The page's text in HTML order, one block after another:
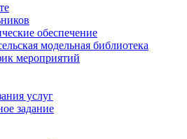
обеспечение
модельная библиотека
мероприятий
услуг
задание